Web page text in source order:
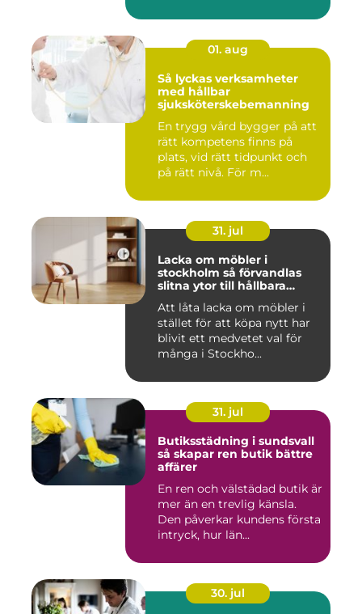
01. aug
Så lyckas verksamheter
med hållbar
sjuksköterskebemanning
En trygg vård bygger på att
rätt kompetens finns på
plats, vid rätt tidpunkt och
på rätt nivå. För m...
31. jul
Lacka om möbler i
stockholm så förvandlas
slitna ytor till hållbara
Att låta lacka om möbler i
stället för att köpa nytt har
blivit ett medvetet val för
många i Stockho...
31. jul
Butiksstädning i sundsvall
så skapar ren butik bättre
affärer
En ren och välstädad butik är
mer än en trevlig känsla.
Den påverkar kundens första
intryck, hur län...
30. jul